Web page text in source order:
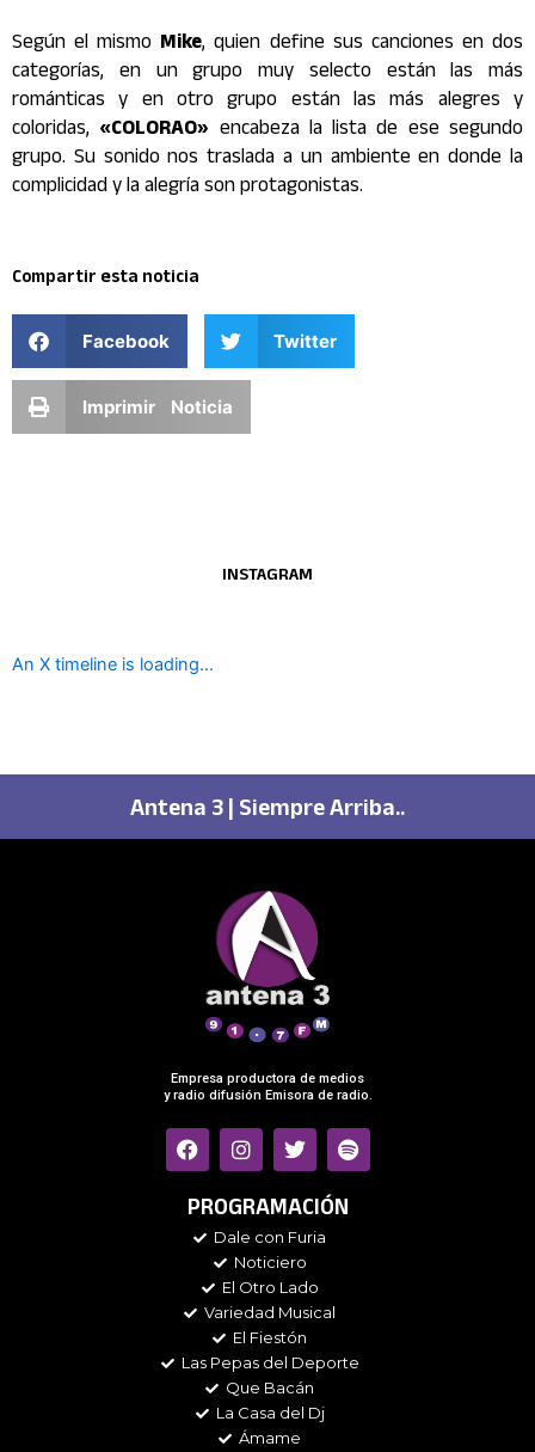
Según el mismo Mike, quien define sus canciones en dos
categorías, en un grupo muy selecto están las más
románticas y en otro grupo están las más alegres y
coloridas, «COLORAO» encabeza la lista de ese segundo
grupo. Su sonido nos traslada a un ambiente en donde la
complicidad y la alegría son protagonistas.
Compartir esta noticia
Facebook Twitter
Imprimir Noticia
INSTAGRAM
An X timeline is loading...
Antena 3 | Siempre Arriba..
Empresa productora de medios
y radio difusión Emisora de radio.
F
a
e
o
I
n
t
g
r
a
m
T
w
t
e
r
S
p
t
PROGRAMACIÓN
Dale con Furia
Noticiero
El Otro Lado
Variedad Musical
El Fiestón
Las Pepas del Deporte
Que Bacán
La Casa del Dj
Ámame